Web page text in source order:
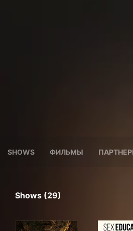
SHOWS ФИЛЬМЫ
Shows (29)